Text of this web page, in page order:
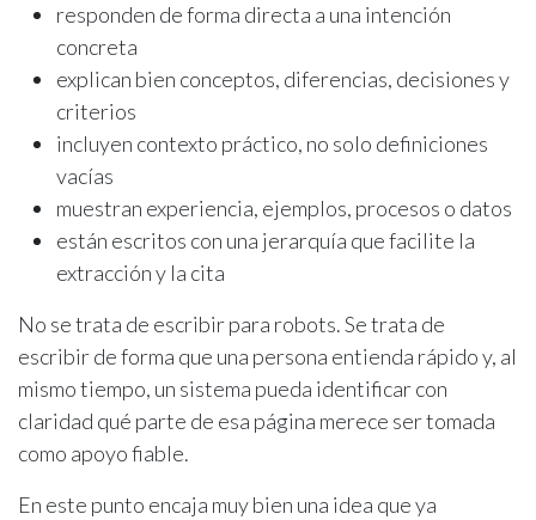
responden de forma directa a una intención
concreta
explican bien conceptos, diferencias, decisiones y
criterios
incluyen contexto práctico, no solo definiciones
vacías
muestran experiencia, ejemplos, procesos o datos
están escritos con una jerarquía que facilite la
extracción y la cita
No se trata de escribir para robots. Se trata de
escribir de forma que una persona entienda rápido y, al
mismo tiempo, un sistema pueda identificar con
claridad qué parte de esa página merece ser tomada
como apoyo fiable.
En este punto encaja muy bien una idea que ya